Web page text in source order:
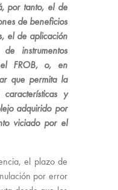
por tanto, el de
de beneficios
el de aplicación
instrumentos
FROB, o, en
que permita la
y
adquirido por
viciado por el
el plazo de
por error